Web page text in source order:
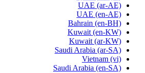
UAE (ar-AE)
UAE (en-AE)
Bahrain (en-BH)
Kuwait (en-KW)
Kuwait (ar-KW)
Saudi Arabia (ar-SA)
Vietnam (vi)
Saudi Arabia (en-SA)